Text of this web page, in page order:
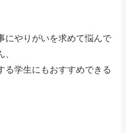
にやりがいを求めて悩んで
る学生にもおすすめできる